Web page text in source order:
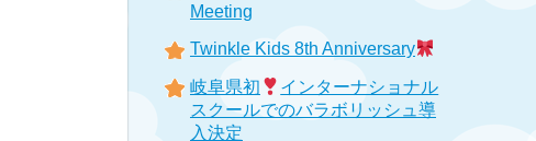
Meeting
Twinkle Kids 8th Anniversary
岐阜県初
インターナショナル
スクールでのバラボリッシュ導
入決定